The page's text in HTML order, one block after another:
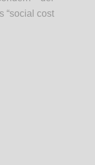
“social cost